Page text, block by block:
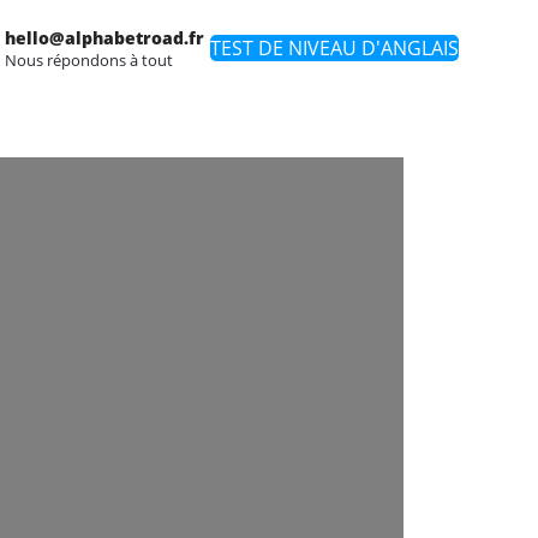
hello@alphabetroad.fr
Nous répondons à tout TEST DE NIVEAU D'ANGLAIS